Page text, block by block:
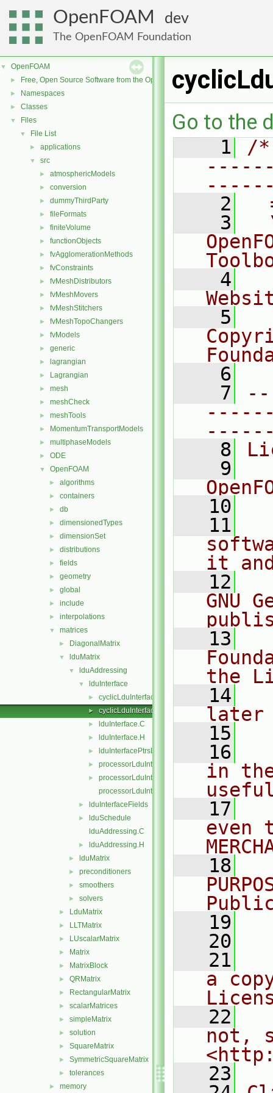
OpenFOAM dev
The OpenFOAM Foundation
▼ OpenFOAM
► Free, Open Source Software from the OpenFOAM Foundation
► Namespaces
► Classes
▼ Files
▼ File List
► applications
▼ src
► atmosphericModels
► conversion
► dummyThirdParty
► fileFormats
► finiteVolume
► functionObjects
► fvAgglomerationMethods
► fvConstraints
► fvMeshDistributors
► fvMeshMovers
► fvMeshStitchers
► fvMeshTopoChangers
► fvModels
► generic
► lagrangian
► Lagrangian
► mesh
► meshCheck
► meshTools
► MomentumTransportModels
► multiphaseModels
► ODE
▼ OpenFOAM
► algorithms
► containers
► db
► dimensionedTypes
► dimensionSet
► distributions
► fields
► geometry
► global
► include
► interpolations
▼ matrices
► DiagonalMatrix
▼ lduMatrix
▼ lduAddressing
▼ lduInterface
► cyclicLduInterface.C
► cyclicLduInterface.H
► lduInterface.C
► lduInterface.H
► lduInterfacePtrsList.H
► processorLduInterface.C
►
processorLduInterface.H
processorLduInterfaceTemplates.C
► lduInterfaceFields
►
lduSchedule
lduAddressing.C
► lduAddressing.H
► lduMatrix
► preconditioners
► smoothers
► solvers
► LduMatrix
► LLTMatrix
► LUscalarMatrix
► Matrix
► MatrixBlock
► QRMatrix
► RectangularMatrix
► scalarMatrices
► simpleMatrix
► solution
► SquareMatrix
► SymmetricSquareMatrix
► tolerances
► memory
Go to the
    1
/
    2
    3
    4
    5
    6
    7
    8
    9
   10
   11
it
   12
GNU
   13
the
   14
later
   15
   16
in
   17
even
   18
   19
   20
   21
a
   22
not,
   23